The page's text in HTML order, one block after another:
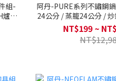
組-
爐可
阿丹-PURE系列不鏽鋼鍋具組 /
24公分 / 蒸籠24公分 / 炒鍋32公分 / 木製
鍋鏟、湯勺(不挑爐具/瓦
NT$199 ~